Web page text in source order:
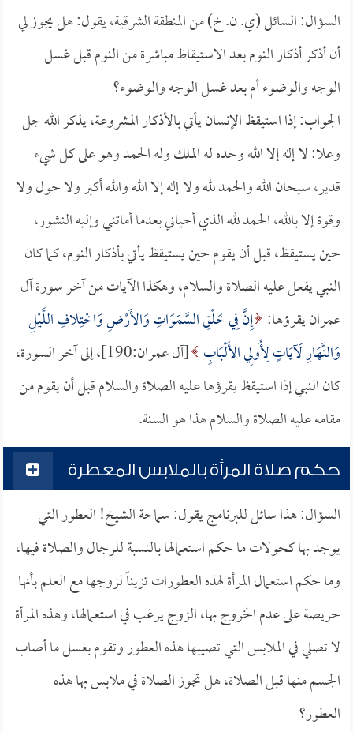
السؤال: السائل (ي. ن. خ) من المنطقة الشرقية، يقول: هل يجوز لي
أن أذكر أذكار النوم بعد الاستيقاظ مباشرة من النوم قبل غسل
الوجه والوضوء أم بعد غسل الوجه والوضوء؟
الجواب: إذا استيقظ الإنسان يأتي بالأذكار المشروعة، يذكر الله جل
وعلا: لا إله إلا الله وحده له الملك وله الحمد وهو على كل شيء
قدير، سبحان الله والحمد لله ولا إله إلا الله والله أكبر ولا حول ولا
وقوة إلا بالله، الحمد لله الذي أحياني بعدما أماتني وإليه النشور،
حين يستيقظ، قبل أن يقوم حين يستيقظ يأتي بأذكار النوم، كما كان
النبي يفعل عليه الصلاة والسلام، وهكذا الآيات من آخر سورة آل
عمران يقرؤها: إِنَّ فِي خَلْقِ السَّمَوَاتِ وَالأَرْضِ وَاخْتِلافِ اللَّيْلِ
وَالنَّهَارِ لَآيَاتٍ لِأُولِي الأَلْبَابِ
[آل عمران:190]، إلى آخر السورة،
كان النبي إذا استيقظ يقرؤها عليه الصلاة والسلام قبل أن يقوم من
مقامه عليه الصلاة والسلام هذا هو السنة.
حكم صلاة المرأة بالملابس المعطرة
السؤال: هذا سائل للبرنامج يقول: سماحة الشيخ! العطور التي
يوجد بها كحولات ما حكم استعمالها بالنسبة للرجال والصلاة فيها،
وما حكم استعمال المرأة لهذه العطورات تزيناً لزوجها مع العلم بأنها
حريصة على عدم الخروج بها، الزوج يرغب في استعمالها، وهذه المرأة
لا تصلي في الملابس التي تصيبها هذه العطور وتقوم بغسل ما أصاب
الجسم منها قبل الصلاة، هل تجوز الصلاة في ملابس بها هذه
العطور؟